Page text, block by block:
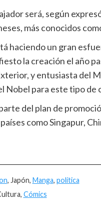
será, según
más conocidos
haciendo un gran
la creación el año
y entusiasta del
Nobel para este tipo de
del plan de
como Singapur,
, Japón, Manga, política
Cómics